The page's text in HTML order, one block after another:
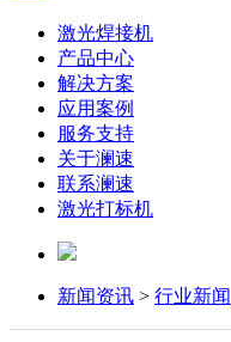
激光焊接机
产品中心
解决方案
应用案例
服务支持
关于澜速
联系澜速
激光打标机
新闻资讯 > 行业新闻